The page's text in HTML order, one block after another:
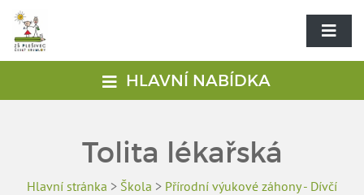
HLAVNÍ NABÍDKA
Tolita lékařská
Hlavní stránka > Škola > Přírodní výukové záhony - Dívčí